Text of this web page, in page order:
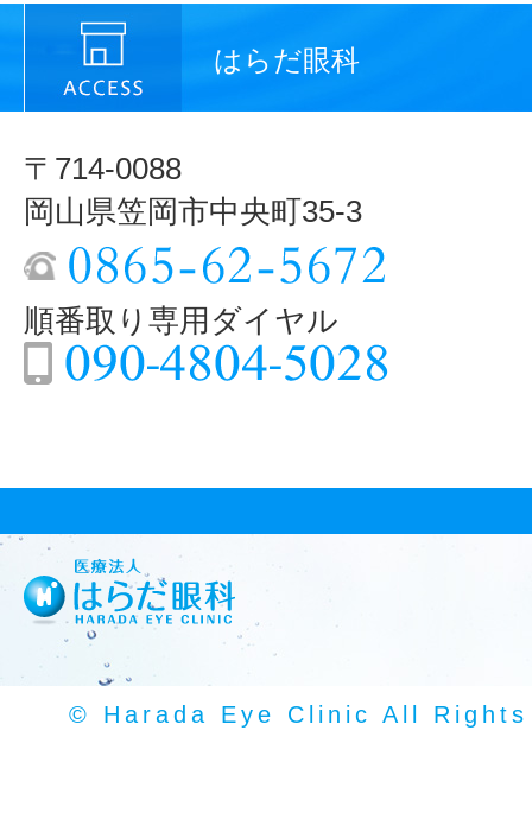
はらだ眼科
〒714-0088
岡山県笠岡市中央町35-3
順番取り専用ダイヤル
© Harada Eye Clinic All